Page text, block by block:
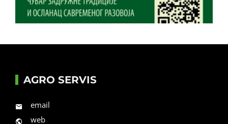
AGRO SERVIS
email
web